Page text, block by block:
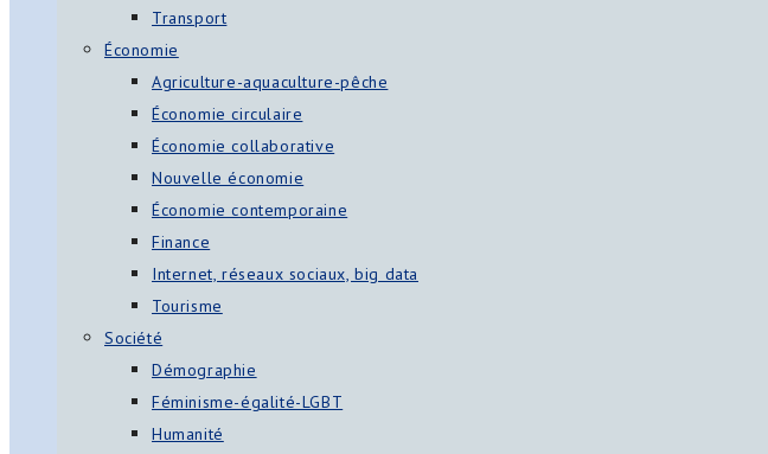
Transport
Économie
Agriculture-aquaculture-pêche
Économie circulaire
Économie collaborative
Nouvelle économie
Économie contemporaine
Finance
Internet, réseaux sociaux, big data
Tourisme
Société
Démographie
Féminisme-égalité-LGBT
Humanité